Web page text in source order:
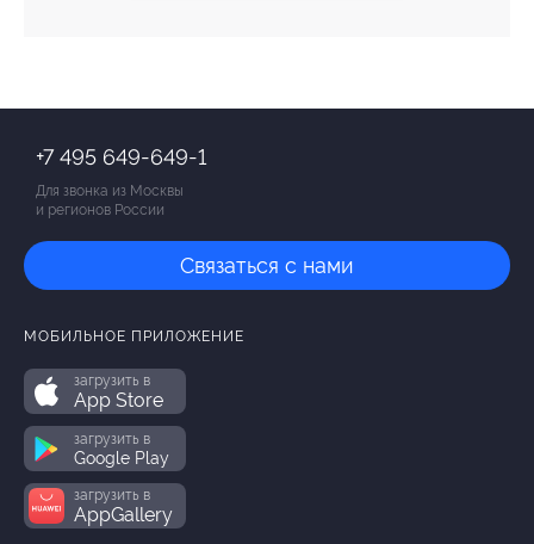
+7 495 649-649-1
Для звонка из Москвы
и регионов России
Связаться с нами
МОБИЛЬНОЕ ПРИЛОЖЕНИЕ
загрузить в
App Store
загрузить в
Google Play
загрузить в
AppGallery